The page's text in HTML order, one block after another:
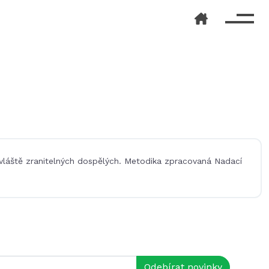
zranitelných dospělých. Metodika zpracovaná Nadací